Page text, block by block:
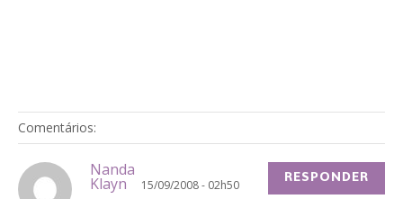
Comentários:
Nanda
Klayn 15/09/2008 - 02h50 RESPONDER